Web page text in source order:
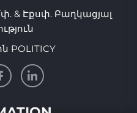
& Էքսփ. Բաղկացյալ
POLITICY